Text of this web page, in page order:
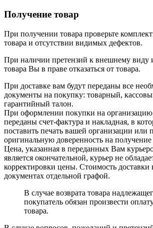
Получение товар
При получении товара проверьте
товара и отсутствии видимых дефектов.
При наличии претензий к внешнему виду
товара Вы в праве отказаться от товара.
При доставке вам будут переданы все
документы на покупку: товарный,
гарантийный талон.
При оформлении покупки на
переданы счет-фактура и накладная, в
поставить печать вашей организации или
оригинальную доверенность на получение
Цена, указанная в переданных Вам
является окончательной, курьер не
корректировки цены. Стоимость доставки
документах отдельной графой.
В случае возврата товара
покупатель обязан произвести
товара.